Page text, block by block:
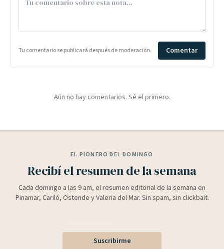
Tu comentario se publicará después de moderación. Comentar
Aún no hay comentarios. Sé el primero.
EL PIONERO DEL DOMINGO
Recibí el resumen de la semana
Cada domingo a las 9 am, el resumen editorial de la semana en
Pinamar, Cariló, Ostende y Valeria del Mar. Sin spam, sin clickbait.
Suscribirme